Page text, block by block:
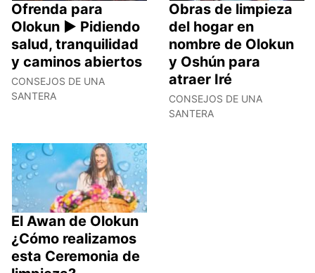
Ofrenda para
Olokun ► Pidiendo
salud, tranquilidad
y caminos abiertos
CONSEJOS DE UNA
SANTERA
Obras de limpieza
del hogar en
nombre de Olokun
y Oshún para
atraer Iré
CONSEJOS DE UNA
SANTERA
El Awan de Olokun
¿Cómo realizamos
esta Ceremonia de